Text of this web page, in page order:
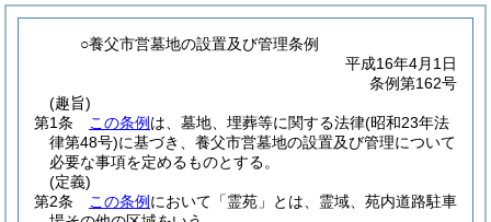
○養父市営墓地の設置及び管理条例
平成16年4月1日
条例第162号
(趣旨)
第1条
この条例 は、墓地、埋葬等に関する法律(昭和23年法
律第48号)に基づき、養父市営墓地の設置及び管理について
必要な事項を定めるものとする。
(定義)
第2条
この条例 において「霊苑」とは、霊域、苑内道路駐車